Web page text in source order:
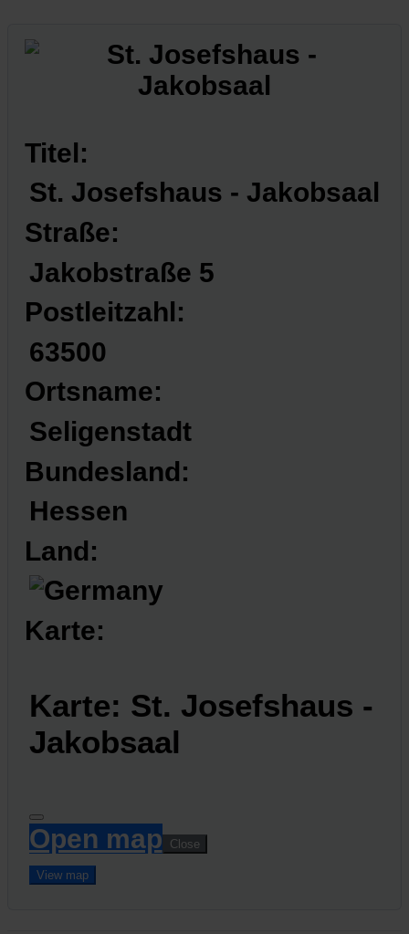
Titel:
St. Josefshaus - Jakobsaal
Straße:
Jakobstraße 5
Postleitzahl:
63500
Ortsname:
Seligenstadt
Bundesland:
Hessen
Land:
Karte:
Karte: St. Josefshaus -
Jakobsaal
Open map Close
View map